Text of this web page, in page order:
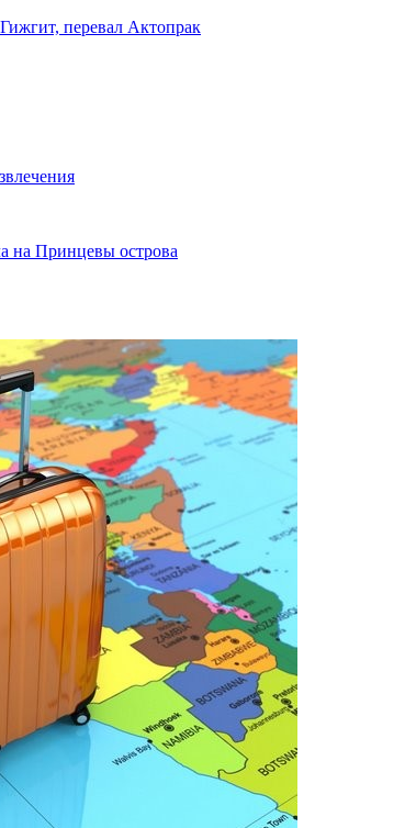
перевал Актопрак
на Принцевы острова